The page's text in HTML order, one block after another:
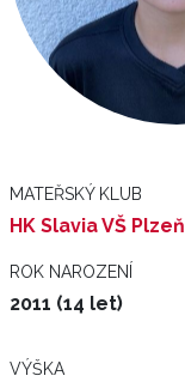
MATEŘSKÝ KLUB
HK Slavia VŠ Plzeň
ROK NAROZENÍ
2011 (14 let)
VÝŠKA